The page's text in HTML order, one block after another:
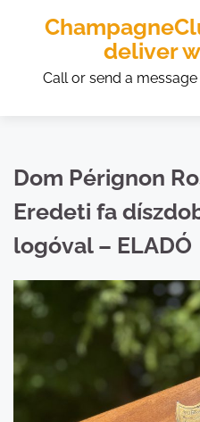
deliver
Call or send a
Dom Pérignon
Eredeti fa
logóval – ELADÓ